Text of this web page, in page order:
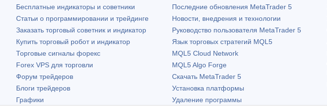
Бесплатные индикаторы и советники
Статьи о программировании и трейдинге
Заказать торговый советник и индикатор
Купить торговый робот и индикатор
Торговые сигналы форекс
Forex VPS для торговли
Форум трейдеров
Блоги трейдеров
Графики
Последние обновления MetaTrader 5
Новости, внедрения и технологии
Руководство пользователя MetaTrader 5
Язык торговых стратегий MQL5
MQL5 Cloud Network
MQL5 Algo Forge
Скачать MetaTrader 5
Установка платформы
Удаление программы